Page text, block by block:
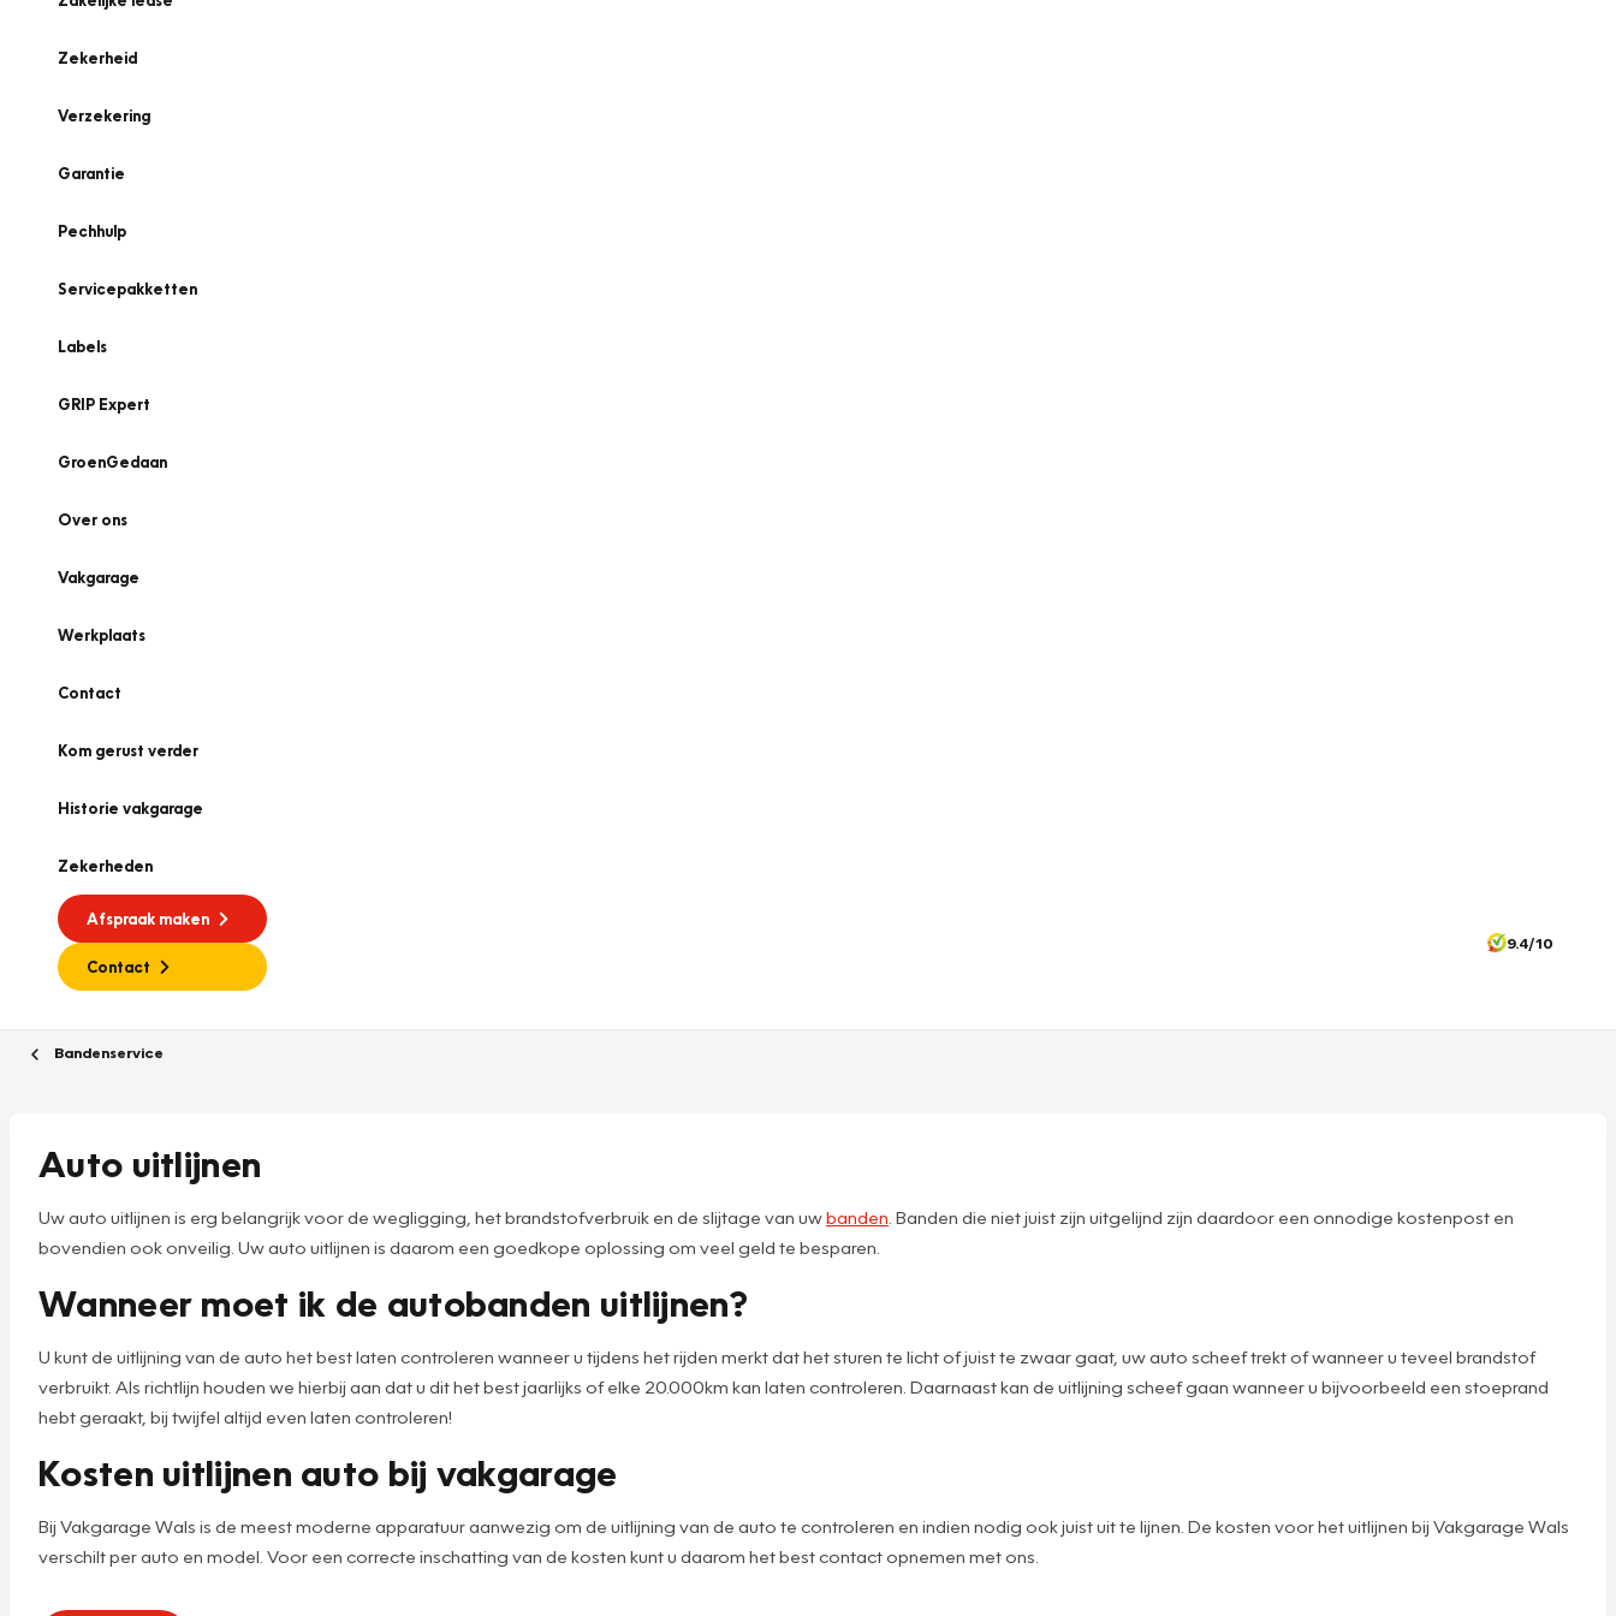
Zekerheid
Verzekering
Garantie
Pechhulp
Servicepakketten
Labels
GRIP Expert
GroenGedaan
Over ons
Vakgarage
Werkplaats
Contact
Kom gerust verder
Historie vakgarage
Zekerheden
Afspraak maken
Contact
9.4/10
Bandenservice
Auto uitlijnen
Uw auto uitlijnen is erg belangrijk voor de wegligging, het brandstofverbruik en de slijtage van uwbanden . Banden die niet juist zijn uitgelijnd zijn daardoor een onnodige kostenpost en
bovendien ook onveilig. Uw auto uitlijnen is daarom een goedkope oplossing om veel geld te besparen.
Wanneer moet ik de autobanden uitlijnen?
U kunt de uitlijning van de auto het best laten controleren wanneer u tijdens het rijden merkt dat het sturen te licht of juist te zwaar gaat, uw auto scheef trekt of wanneer u teveel brandstof
verbruikt. Als richtlijn houden we hierbij aan dat u dit het best jaarlijks of elke 20.000km kan laten controleren. Daarnaast kan de uitlijning scheef gaan wanneer u bijvoorbeeld een stoeprand
hebt geraakt, bij twijfel altijd even laten controleren!
Kosten uitlijnen auto bij vakgarage
Bij Vakgarage Wals is de meest moderne apparatuur aanwezig om de uitlijning van de auto te controleren en indien nodig ook juist uit te lijnen. De kosten voor het uitlijnen bij Vakgarage Wals
verschilt per auto en model. Voor een correcte inschatting van de kosten kunt u daarom het best contact opnemen met ons.